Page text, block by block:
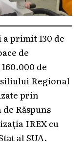
primit 130 de
de
de
Regional
prin
Răspuns
IREX cu
al SUA.